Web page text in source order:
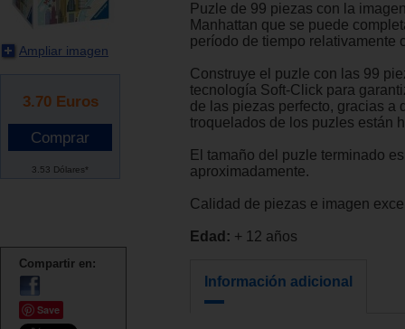
Ampliar imagen
3.70 Euros
3.53 Dólares*
Compartir en:
Save
Puzle de 99 piezas con la
Manhattan que se puede
período de tiempo relativamente
Construye el puzle con las 99
tecnología Soft-Click para
de las piezas perfecto, gracias a
troquelados de los puzles están
El tamaño del puzle terminado
aproximadamente.
Calidad de piezas e imagen
Edad: + 12 años
Información adicional